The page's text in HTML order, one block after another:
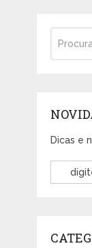
Dicas e